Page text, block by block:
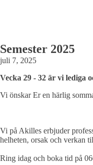
Semester 2025
juli 7, 2025
Vecka 29 - 32 är vi lediga
Vi önskar Er en härlig
Vi på Akilles erbjuder
helheten, orsak och verkan
Ring idag och boka tid på